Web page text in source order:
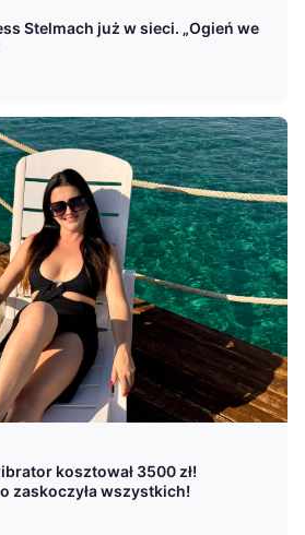
Stelmach już w sieci. „Ogień we
kosztował 3500 zł!
zaskoczyła wszystkich!